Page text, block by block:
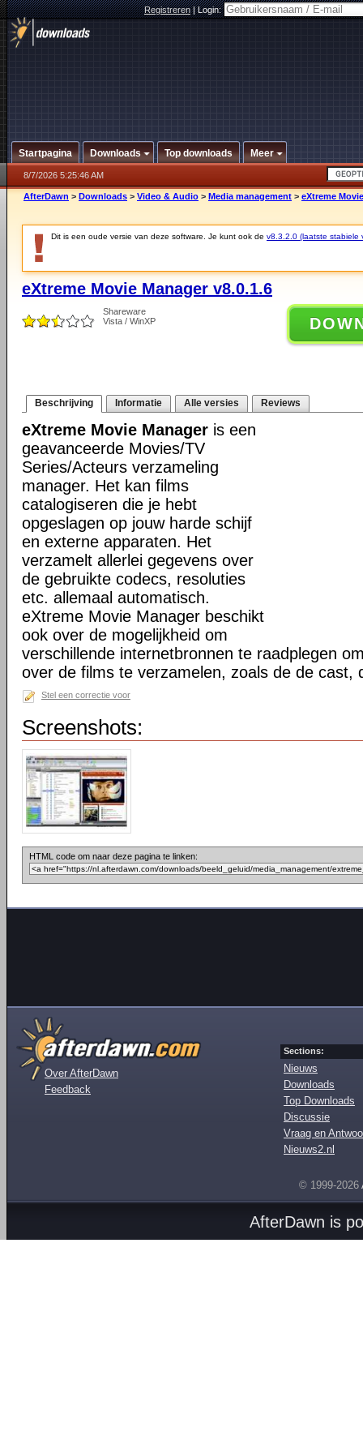
Registreren|Login:
Startpagina Downloads Top downloads Meer
8/7/2026 5:25:46 AM
AfterDawn > Downloads > Video & Audio > Media management > eXtreme
Dit is een oude versie van deze software. Je kunt ook de v8.3.2.0 (laatste stabiele
eXtreme Movie Manager v8.0.1.6
Shareware
Vista / WinXP
Beschrijving Informatie Alle versies Reviews
eXtreme Movie Manager is een
geavanceerde Movies/TV
Series/Acteurs verzameling
manager. Het kan films
catalogiseren die je hebt
opgeslagen op jouw harde schijf
en externe apparaten. Het
verzamelt allerlei gegevens over
de gebruikte codecs, resoluties
etc. allemaal automatisch.
eXtreme Movie Manager beschikt
ook over de mogelijkheid om
verschillende internetbronnen te raadplegen
over de films te verzamelen, zoals de de cast,
Stel een correctie voor
Screenshots:
HTML code om naar deze pagina te linken:
Over AfterDawn
Feedback
Sections:
Nieuws
Downloads
Top Downloads
Discussie
Vraag en
Nieuws2.nl
© 1999-2026
AfterDawn is